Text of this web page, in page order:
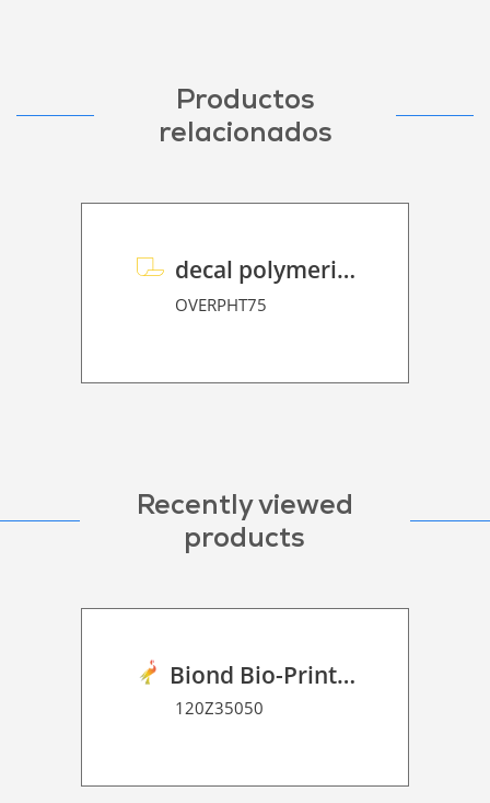
Productos
relacionados
decal polymeric overlaminate P HT 75
OVERPHT75
Recently viewed
products
Biond Bio-Print Film R Dot Matrix 70
120Z35050